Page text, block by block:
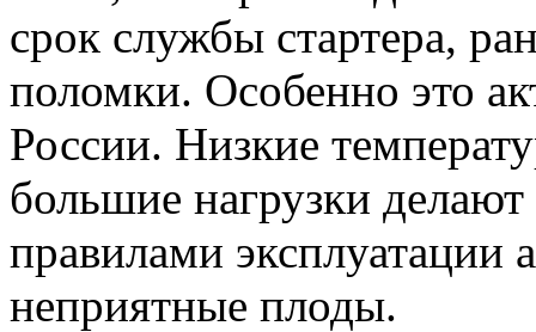
срок службы стартера,
поломки. Особенно это
России. Низкие
большие нагрузки
правилами эксплуатации
неприятные плоды.